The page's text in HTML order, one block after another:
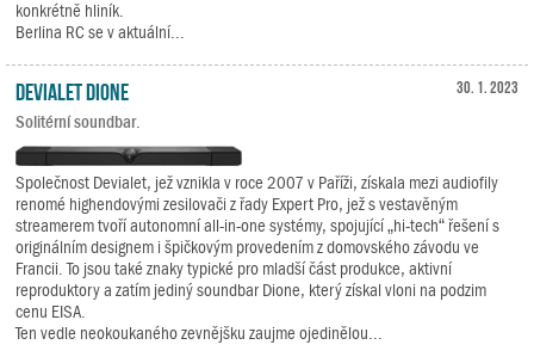
konkrétně hliník.
Berlina RC se v aktuální...
30. 1. 2023
Devialet Dione
Solitérní soundbar.
Společnost Devialet, jež vznikla v roce 2007 v Paříži, získala mezi audiofily
renomé highendovými zesilovači z řady Expert Pro, jež s vestavěným
streamerem tvoří autonomní all-in-one systémy, spojující „hi-tech“ řešení s
originálním designem i špičkovým provedením z domovského závodu ve
Francii. To jsou také znaky typické pro mladší část produkce, aktivní
reproduktory a zatím jediný soundbar Dione, který získal vloni na podzim
cenu EISA.
Ten vedle neokoukaného zevnějšku zaujme ojedinělou...